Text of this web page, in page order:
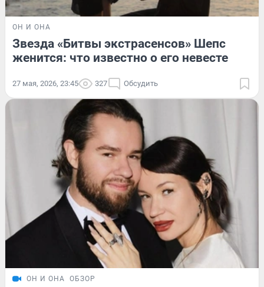
ОН И ОНА
Звезда «Битвы экстрасенсов» Шепс
женится: что известно о его невесте
27 мая, 2026, 23:45 327 Обсудить
ОН И ОНА ОБЗОР